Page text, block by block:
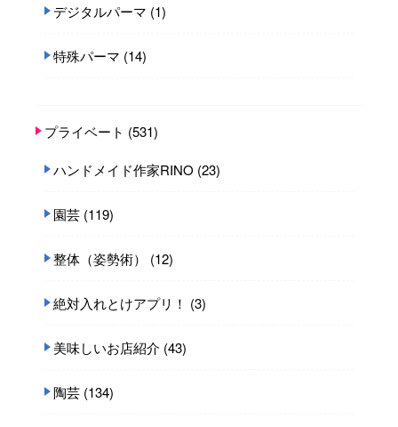
デジタルパーマ (1)
特殊パーマ (14)
プライベート (531)
ハンドメイド作家RINO (23)
園芸 (119)
整体（姿勢術） (12)
絶対入れとけアプリ！ (3)
美味しいお店紹介 (43)
陶芸 (134)